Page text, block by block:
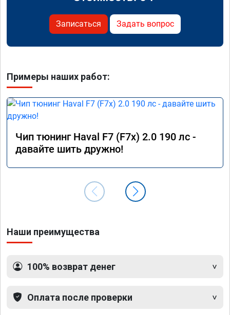
Записаться Задать вопрос
Примеры наших работ:
Чип тюнинг Haval F7 (F7x) 2.0 190 лс -
давайте шить дружно!
Наши преимущества
100% возврат денег
Оплата после проверки